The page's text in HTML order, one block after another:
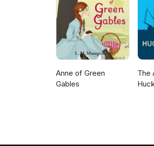
Anne of Green
Gables
The